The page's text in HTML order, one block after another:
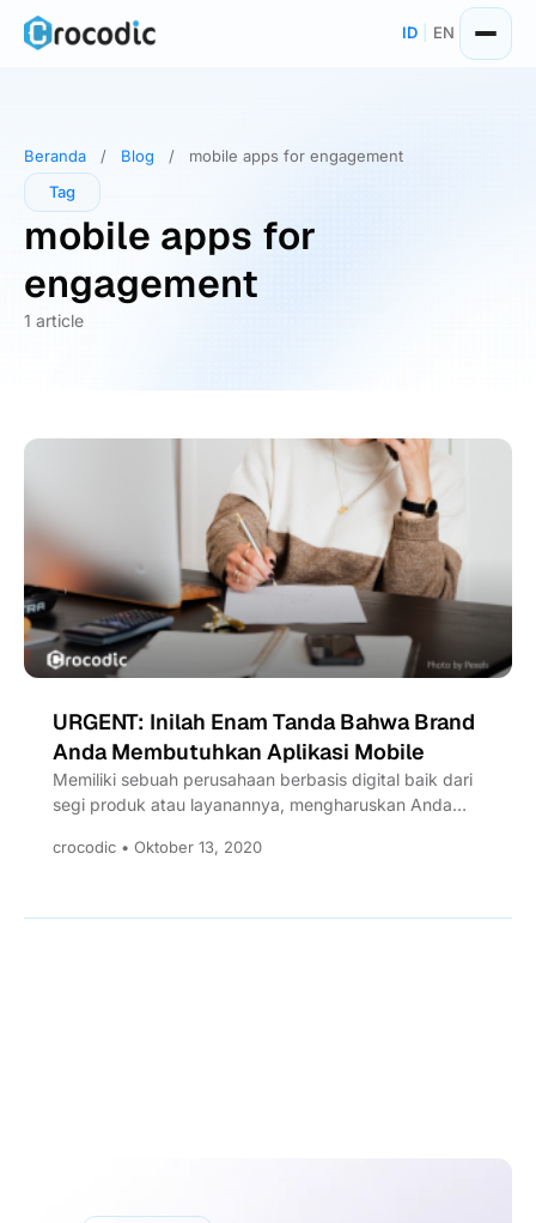
Skip
ID EN
Beranda / Blog /
mobile apps for engagement
Tag
mobile apps for
engagement
1 article
URGENT: Inilah Enam Tanda Bahwa Brand
Anda Membutuhkan Aplikasi Mobile
Memiliki sebuah perusahaan berbasis digital baik dari
segi produk atau layanannya, mengharuskan Anda
crocodic • Oktober 13, 2020